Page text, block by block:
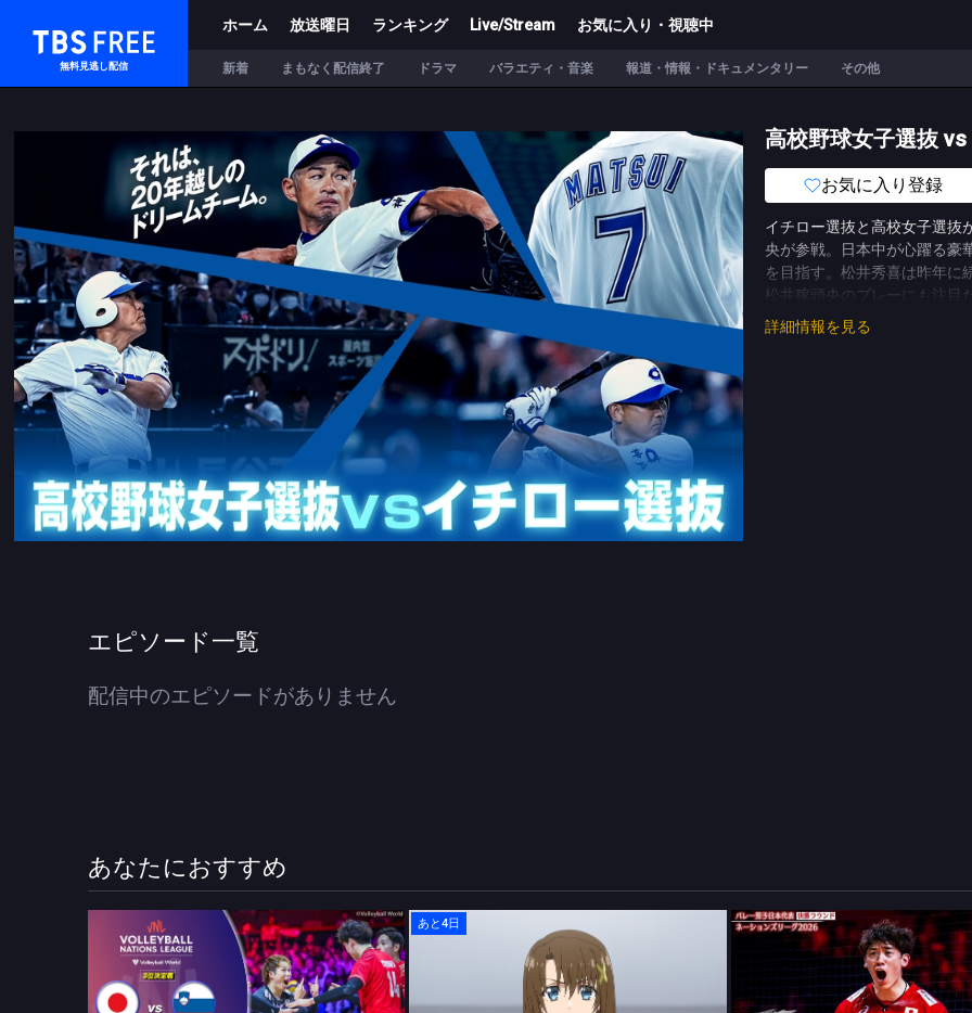
TBS FREE
無料見逃し配信
ホーム 放送曜日 ランキング Live/Stream お気に入り・視聴中
新着 まもなく配信終了 ドラマ バラエティ・音楽 報道・情報・ドキュメンタリー その他
高校野球女子選抜 vs
お気に入り登録
イチロー選抜と高校女子選抜
央が参戦。日本中が心躍る豪
を目指す。松井秀喜は昨年に
松井稼頭央のプレーにも注
「18」、松井稼頭央も「7」
女子選抜強化プログラム」
詳細情報を見る
エピソード一覧
配信中のエピソードがありません
あなたにおすすめ
バレーボールネーションズリーグ2026
あと4日
バレーボールネーションズリーグ